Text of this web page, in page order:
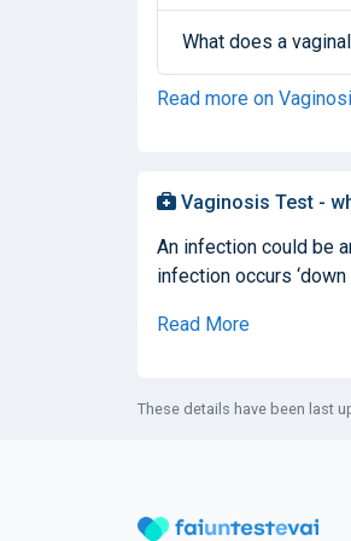
What does a
Read more on
Vaginosis Test -
An infection could be
infection occurs
Read More
These details have been last